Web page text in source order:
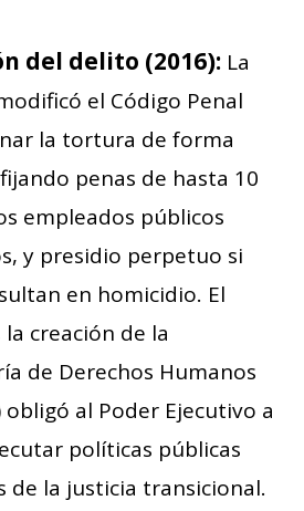
del delito (2016): La
el Código Penal
la tortura de forma
penas de hasta 10
empleados públicos
y presidio perpetuo si
en homicidio. El
creación de la
de Derechos Humanos
obligó al Poder Ejecutivo a
políticas públicas
de la justicia transicional.